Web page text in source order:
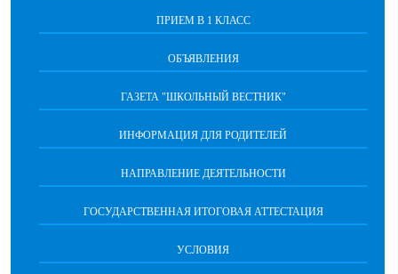
ПРИЕМ В 1 КЛАСС
ОБЪЯВЛЕНИЯ
ГАЗЕТА "ШКОЛЬНЫЙ ВЕСТНИК"
ИНФОРМАЦИЯ ДЛЯ РОДИТЕЛЕЙ
НАПРАВЛЕНИЕ ДЕЯТЕЛЬНОСТИ
ГОСУДАРСТВЕННАЯ ИТОГОВАЯ АТТЕСТАЦИЯ
УСЛОВИЯ